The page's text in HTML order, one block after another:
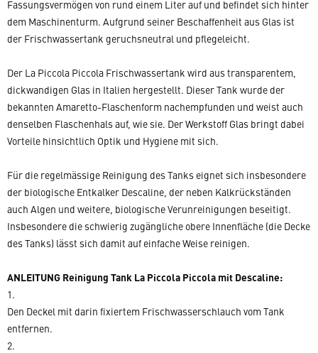
Fassungsvermögen von rund einem Liter auf und befindet sich hinter
dem Maschinenturm. Aufgrund seiner Beschaffenheit aus Glas ist
der Frischwassertank geruchsneutral und pflegeleicht.
Der La Piccola Piccola Frischwassertank wird aus transparentem,
dickwandigen Glas in Italien hergestellt. Dieser Tank wurde der
bekannten Amaretto-Flaschenform nachempfunden und weist auch
denselben Flaschenhals auf, wie sie. Der Werkstoff Glas bringt dabei
Vorteile hinsichtlich Optik und Hygiene mit sich.
Für die regelmässige Reinigung des Tanks eignet sich insbesondere
der biologische Entkalker Descaline, der neben Kalkrückständen
auch Algen und weitere, biologische Verunreinigungen beseitigt.
Insbesondere die schwierig zugängliche obere Innenfläche (die Decke
des Tanks) lässt sich damit auf einfache Weise reinigen.
ANLEITUNG Reinigung Tank La Piccola Piccola mit Descaline:
1.
Den Deckel mit darin fixiertem Frischwasserschlauch vom Tank
entfernen.
2.